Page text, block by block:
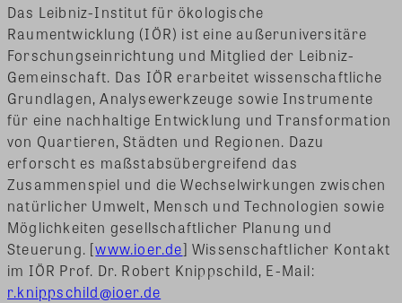
Das Leibniz-Institut für ökologische
Raumentwicklung (IÖR) ist eine außeruniversitäre
Forschungseinrichtung und Mitglied der Leibniz-
Gemeinschaft. Das IÖR erarbeitet wissenschaftliche
Grundlagen, Analysewerkzeuge sowie Instrumente
für eine nachhaltige Entwicklung und Transformation
von Quartieren, Städten und Regionen. Dazu
erforscht es maßstabsübergreifend das
Zusammenspiel und die Wechselwirkungen zwischen
natürlicher Umwelt, Mensch und Technologien sowie
Möglichkeiten gesellschaftlicher Planung und
Steuerung. [www.ioer.de] Wissenschaftlicher Kontakt
im IÖR Prof. Dr. Robert Knippschild, E-Mail:
r.knippschild@ioer.de